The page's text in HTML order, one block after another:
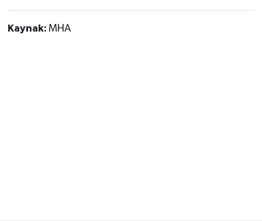
Kaynak: MHA